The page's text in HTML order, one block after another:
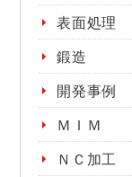
表面処理
鍛造
開発事例
ＭＩＭ
ＮＣ加工